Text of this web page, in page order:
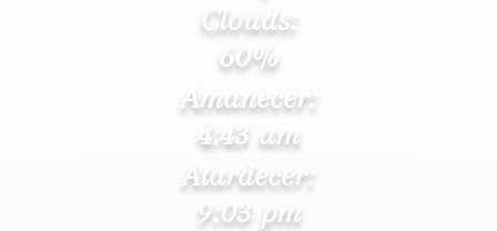
Clouds:
60%
Amanecer:
4:43 am
Atardecer:
9:03 pm